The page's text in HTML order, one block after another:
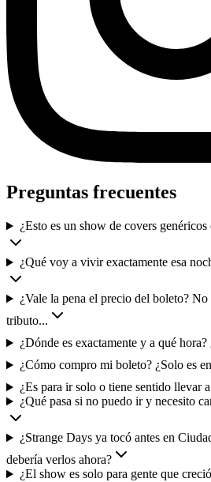
Preguntas frecuentes
¿Esto es un show de covers
¿Qué voy a vivir exactamente esa
¿Vale la pena el precio del boleto? No
tributo...
¿Dónde es exactamente y a qué
¿Cómo compro mi boleto? ¿Solo es
¿Es para ir solo o tiene sentido llevar
¿Qué pasa si no puedo ir y necesito
¿Strange Days ya tocó antes en
debería verlos ahora?
¿El show es solo para gente que